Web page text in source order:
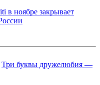
в ноябре закрывает
Три буквы дружелюбия —